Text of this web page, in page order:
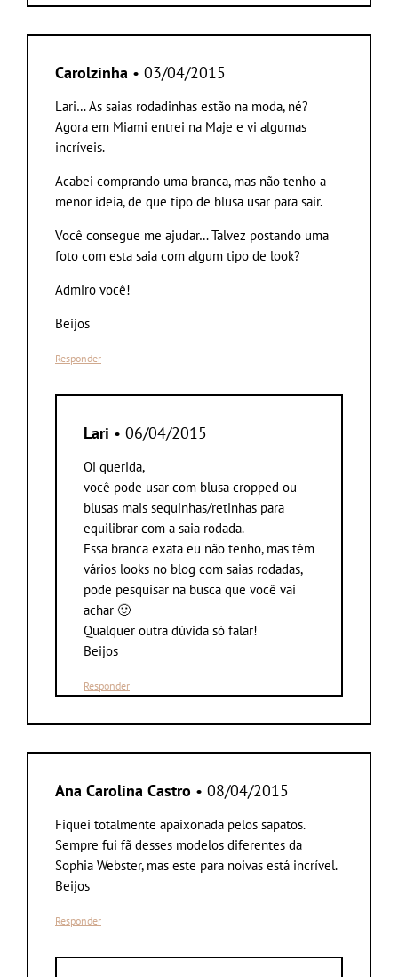
Carolzinha • 03/04/2015
Lari… As saias rodadinhas estão na moda, né?
Agora em Miami entrei na Maje e vi algumas
incríveis.
Acabei comprando uma branca, mas não tenho a
menor ideia, de que tipo de blusa usar para sair.
Você consegue me ajudar… Talvez postando uma
foto com esta saia com algum tipo de look?
Admiro você!
Beijos
Responder
Lari • 06/04/2015
Oi querida,
você pode usar com blusa cropped ou
blusas mais sequinhas/retinhas para
equilibrar com a saia rodada.
Essa branca exata eu não tenho, mas têm
vários looks no blog com saias rodadas,
pode pesquisar na busca que você vai
achar 🙂
Qualquer outra dúvida só falar!
Beijos
Responder
Ana Carolina Castro • 08/04/2015
Fiquei totalmente apaixonada pelos sapatos.
Sempre fui fã desses modelos diferentes da
Sophia Webster, mas este para noivas está incrível.
Beijos
Responder